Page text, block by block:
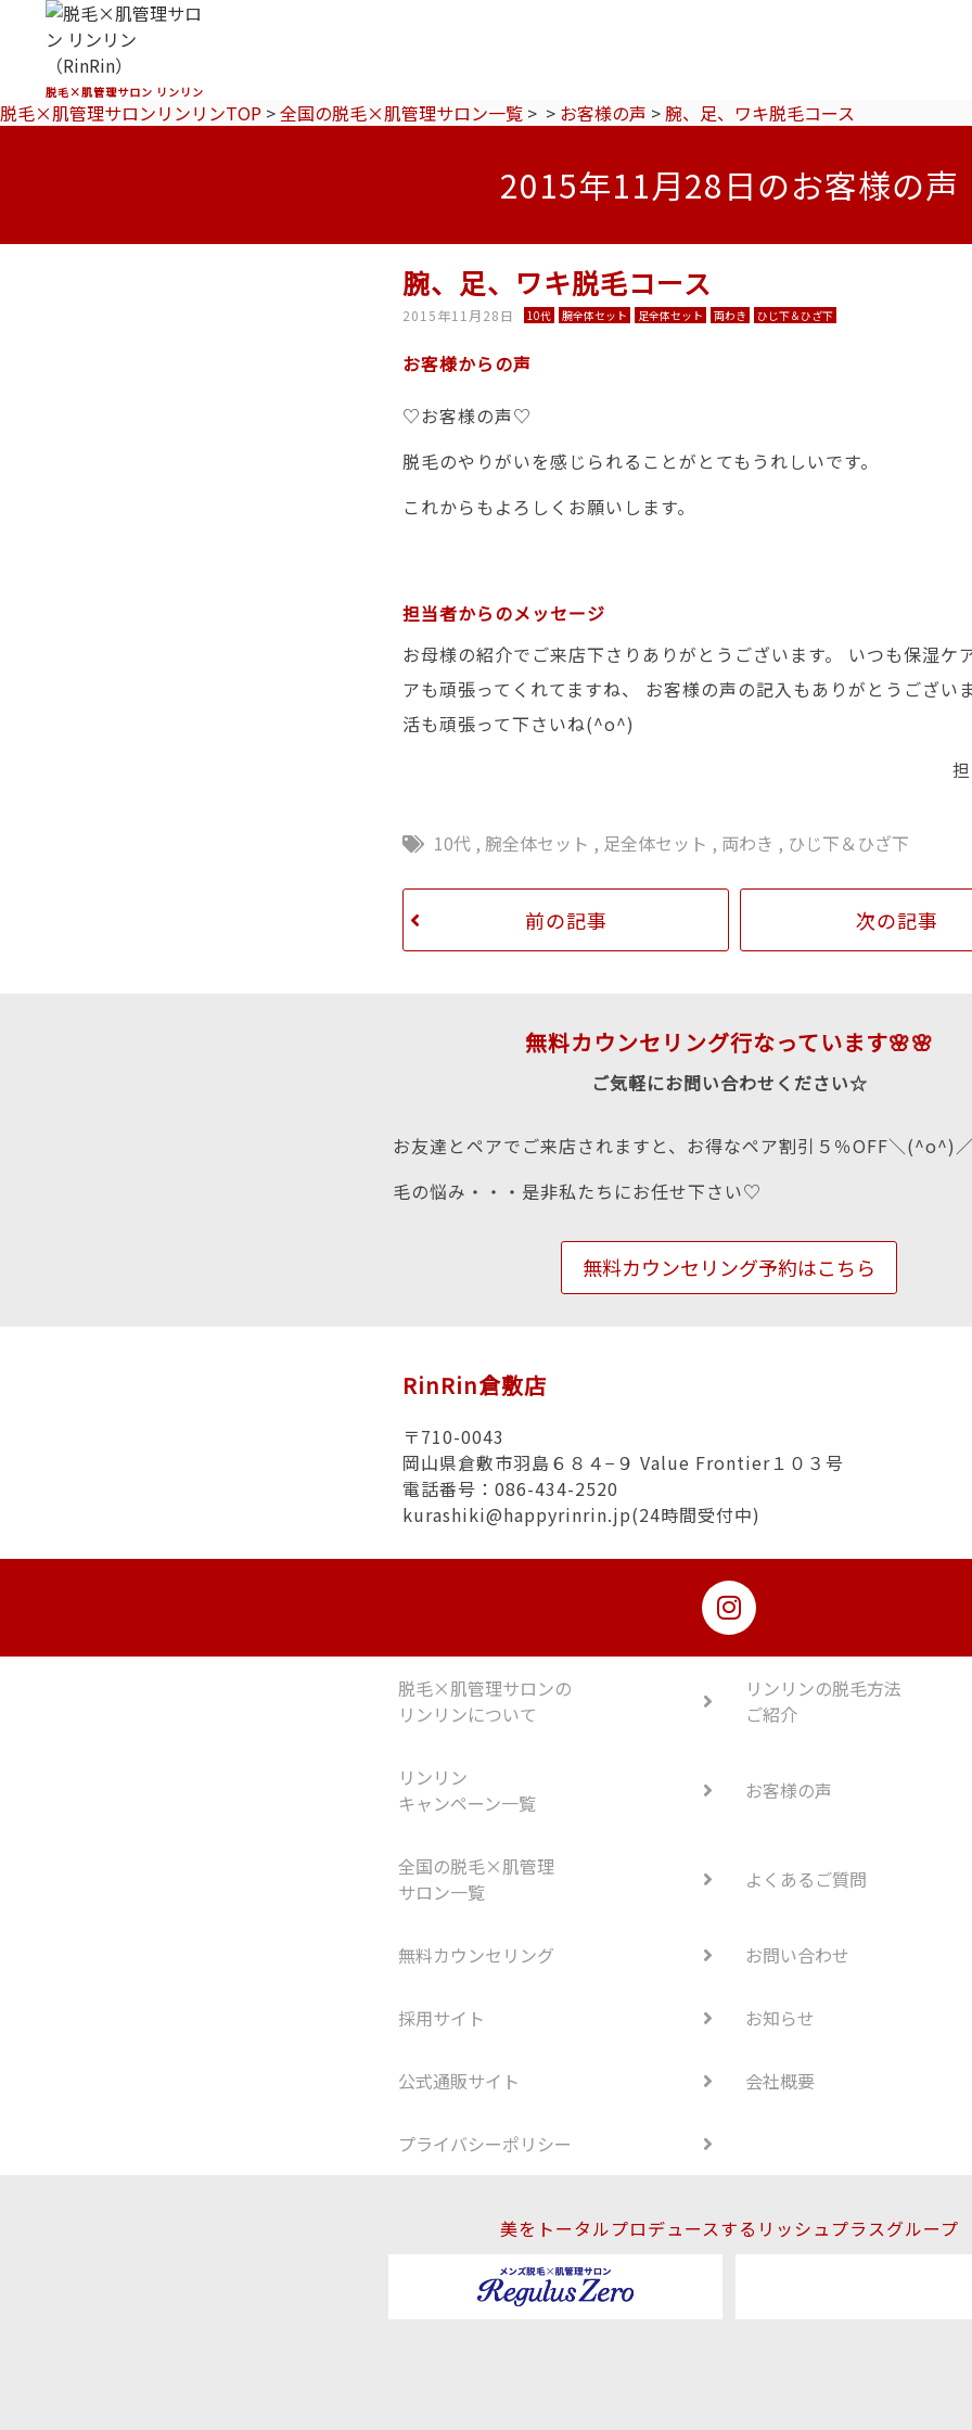
脱毛×肌管理サロン リンリン
脱毛×肌管理サロンリンリンTOP >全国の脱毛×肌管理サロン一覧 > > お客様の声 >腕、足、ワキ脱毛コース
2015年11月28日のお客様の声
腕、足、ワキ脱毛コース
2015年11月28日 10代 腕全体セット 足全体セット 両わき ひじ下＆ひざ下
お客様からの声
♡お客様の声♡
脱毛のやりがいを感じられることがとてもうれしいです。
これからもよろしくお願いします。
担当者からのメッセージ
お母様の紹介でご来店下さりありがとうございます。 いつも保湿ケ
アも頑張ってくれてますね、 お客様の声の記入もありがとうござい
活も頑張って下さいね(^o^)
10代 , 腕全体セット , 足全体セット , 両わき , ひじ下＆ひざ下
前の記事 次の記事
無料カウンセリング行なっています🌸🌸
ご気軽にお問い合わせください☆
お友達とペアでご来店されますと、お得なペア割引５％OFF＼(^o^)
毛の悩み・・・是非私たちにお任せ下さい♡
無料カウンセリング予約はこちら
RinRin倉敷店
〒710-0043
岡山県倉敷市羽島６８４−９ Value Frontier１０３号
電話番号：086-434-2520
kurashiki@happyrinrin.jp(24時間受付中)
脱毛×肌管理サロンの
リンリンについて
リンリンの脱毛方法
ご紹介
リンリン
キャンペーン一覧
お客様の声
全国の脱毛×肌管理
サロン一覧
よくあるご質問
無料カウンセリング お問い合わせ
採用サイト お知らせ
公式通販サイト 会社概要
プライバシーポリシー
美をトータルプロデュースするリッシュプラスグループ